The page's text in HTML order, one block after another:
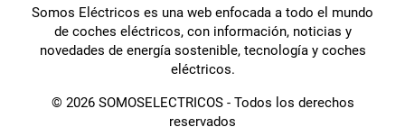
Somos Eléctricos es una web enfocada a todo el mundo
de coches eléctricos, con información, noticias y
novedades de energía sostenible, tecnología y coches
eléctricos.
© 2026 SOMOSELECTRICOS - Todos los derechos
reservados